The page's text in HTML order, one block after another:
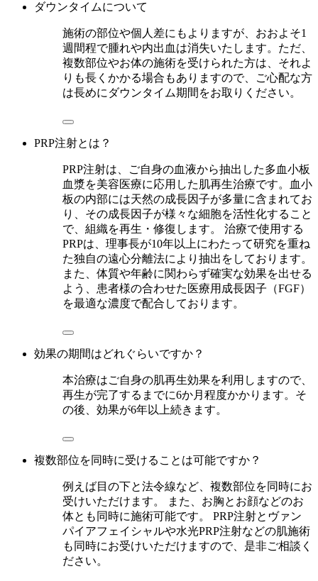
ダウンタイムについて
施術の部位や個人差にもよりますが、おおよそ1
週間程で腫れや内出血は消失いたします。ただ、
複数部位やお体の施術を受けられた方は、それよ
りも長くかかる場合もありますので、ご心配な方
は長めにダウンタイム期間をお取りください。
PRP注射とは？
PRP注射は、ご自身の血液から抽出した多血小板
血漿を美容医療に応用した肌再生治療です。血小
板の内部には天然の成長因子が多量に含まれてお
り、その成長因子が様々な細胞を活性化すること
で、組織を再生・修復します。 治療で使用する
PRPは、理事長が10年以上にわたって研究を重ね
た独自の遠心分離法により抽出をしております。
また、体質や年齢に関わらず確実な効果を出せる
よう、患者様の合わせた医療用成長因子（FGF）
を最適な濃度で配合しております。
効果の期間はどれぐらいですか？
本治療はご自身の肌再生効果を利用しますので、
再生が完了するまでに6か月程度かかります。そ
の後、効果が6年以上続きます。
複数部位を同時に受けることは可能ですか？
例えば目の下と法令線など、複数部位を同時にお
受けいただけます。 また、お胸とお顔などのお
体とも同時に施術可能です。 PRP注射とヴァン
パイアフェイシャルや水光PRP注射などの肌施術
も同時にお受けいただけますので、是非ご相談く
ださい。